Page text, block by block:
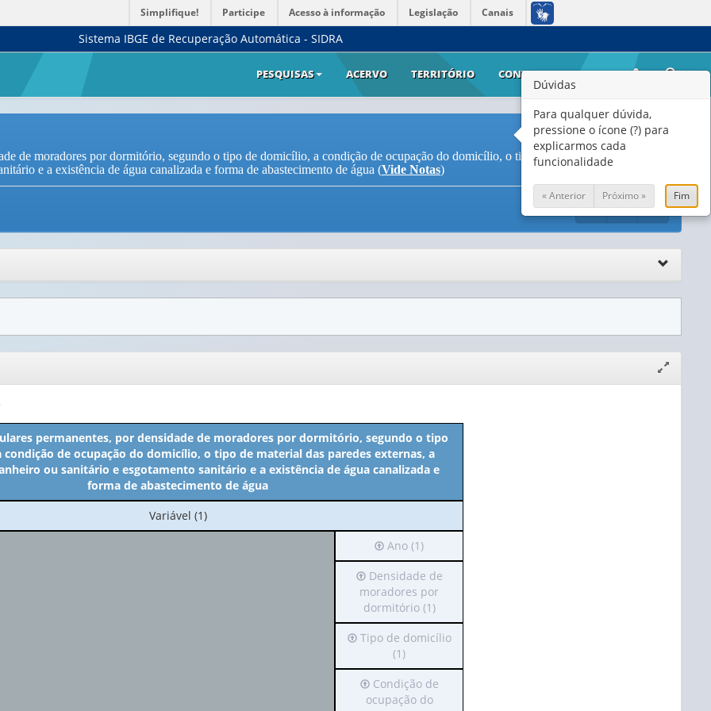
Simplifique! Participe Acesso à informação Legislação Canais
Sistema IBGE de Recuperação Automática - SIDRA
PESQUISAS ACERVO TERRITÓRIO CONTATO AJUDA
de moradores por dormitório, segundo o tipo de domicílio, a condição de ocupação do domicílio, o tipo de material das paredes
e a existência de água canalizada e forma de abastecimento de água (Vide Notas)
janela
permanentes, por densidade de moradores por dormitório, segundo o tipo
de ocupação do domicílio, o tipo de material das paredes externas, a
ou sanitário e esgotamento sanitário e a existência de água canalizada e
forma de abastecimento de água
No
cabeçalho:
Variável (1)
Irá
para
o
cabeçalho
(possui
apenas
1
valor):
Ano
(1)
Ano (1)
Irá
para
cabeçalho
(possui
apenas
1
valor):
Densidade de
moradores por
dormitório (1)
Irá
o
cabeçalho
(possui
Tipo de domicílio
(1)
Irá
para
Condição de
ocupação do
Dúvidas
Para qualquer dúvida,
pressione o ícone (?) para
explicarmos cada
funcionalidade
« Anterior Próximo » Fim